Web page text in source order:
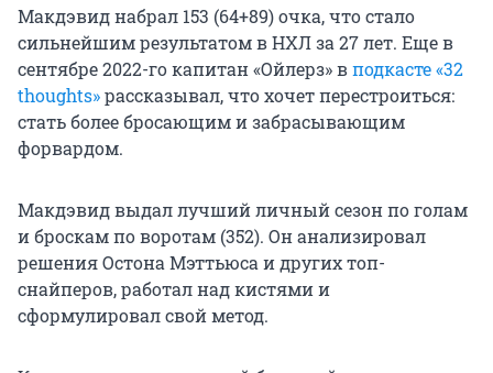
Макдэвид набрал 153 (64+89) очка, что стало
сильнейшим результатом в НХЛ за 27 лет. Еще в
сентябре 2022-го капитан «Ойлерз» вподкасте «32
thoughts»рассказывал, что хочет перестроиться:
стать более бросающим и забрасывающим
форвардом.
Макдэвид выдал лучший личный сезон по голам
и броскам по воротам (352). Он анализировал
решения Остона Мэттьюса и других топ-
снайперов, работал над кистями и
сформулировал свой метод.